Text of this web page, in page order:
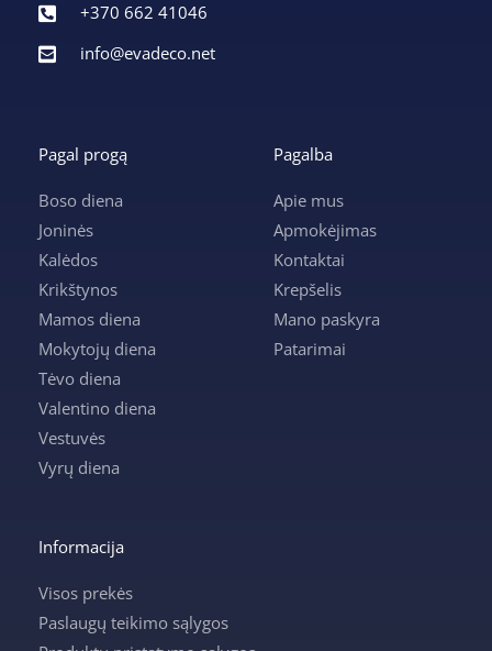
+370 662 41046
info@evadeco.net
Pagal progą
Boso diena
Joninės
Kalėdos
Krikštynos
Mamos diena
Mokytojų diena
Tėvo diena
Valentino diena
Vestuvės
Vyrų diena
Pagalba
Apie mus
Apmokėjimas
Kontaktai
Krepšelis
Mano paskyra
Patarimai
Informacija
Visos prekės
Paslaugų teikimo sąlygos